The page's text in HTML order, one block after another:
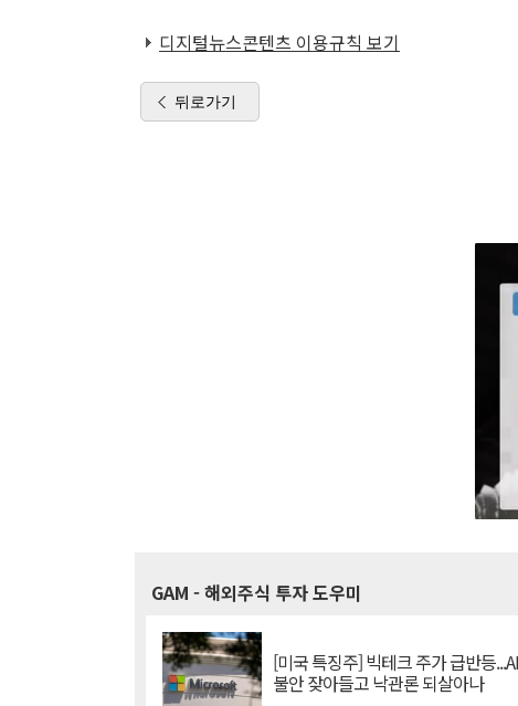
디지털뉴스콘텐츠 이용규칙 보기
뒤로가기
GAM - 해외주식 투자 도우미
[미국 특징주] 빅테크 주가 급반등...AI
불안 잦아들고 낙관론 되살아나